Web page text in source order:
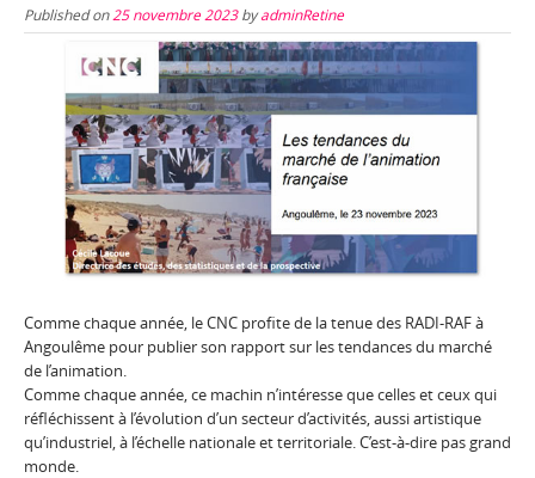
Published on25 novembre 2023byadminRetine
Comme chaque année, le CNC profite de la tenue des RADI-RAF à
Angoulême pour publier son rapport sur les tendances du marché
de l’animation.
Comme chaque année, ce machin n’intéresse que celles et ceux qui
réfléchissent à l’évolution d’un secteur d’activités, aussi artistique
qu’industriel, à l’échelle nationale et territoriale. C’est-à-dire pas grand
monde.